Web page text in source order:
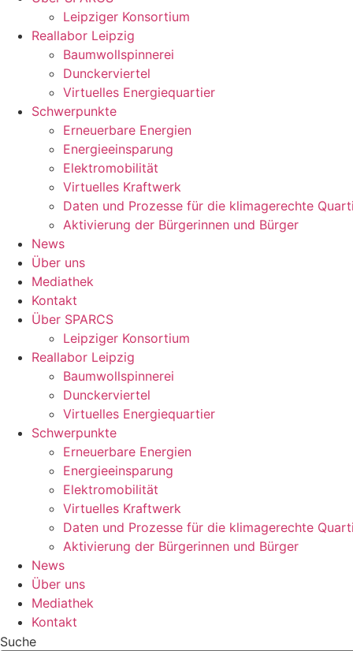
Leipziger Konsortium
Reallabor Leipzig
Baumwollspinnerei
Dunckerviertel
Virtuelles Energiequartier
Schwerpunkte
Erneuerbare Energien
Energieeinsparung
Elektromobilität
Virtuelles Kraftwerk
Daten und Prozesse für die klimagerechte
Aktivierung der Bürgerinnen und Bürger
News
Über uns
Mediathek
Kontakt
Über SPARCS
Leipziger Konsortium
Reallabor Leipzig
Baumwollspinnerei
Dunckerviertel
Virtuelles Energiequartier
Schwerpunkte
Erneuerbare Energien
Energieeinsparung
Elektromobilität
Virtuelles Kraftwerk
Daten und Prozesse für die klimagerechte
Aktivierung der Bürgerinnen und Bürger
News
Über uns
Mediathek
Kontakt
Suche